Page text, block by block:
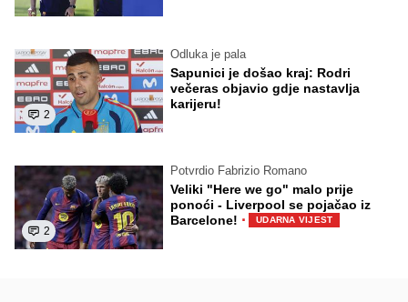
2
Odluka je pala
Sapunici je došao kraj: Rodri
večeras objavio gdje nastavlja
karijeru!
2
Potvrdio Fabrizio Romano
Veliki "Here we go" malo prije
ponoći - Liverpool se pojačao iz
Barcelone! · UDARNA VIJEST